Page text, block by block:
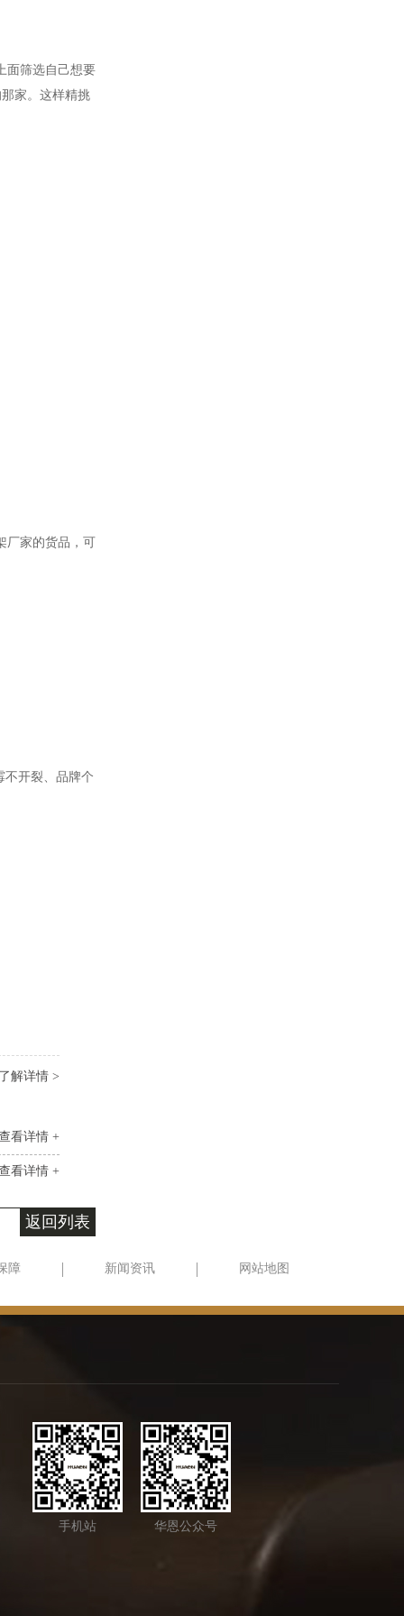
面筛选自己想要
家。这样精挑
厂家的货品，可
不开裂、品牌个
了解详情 >
看详情 +
看详情 +
返回列表
障 新闻资讯 网站地图
手机站 华恩公众号